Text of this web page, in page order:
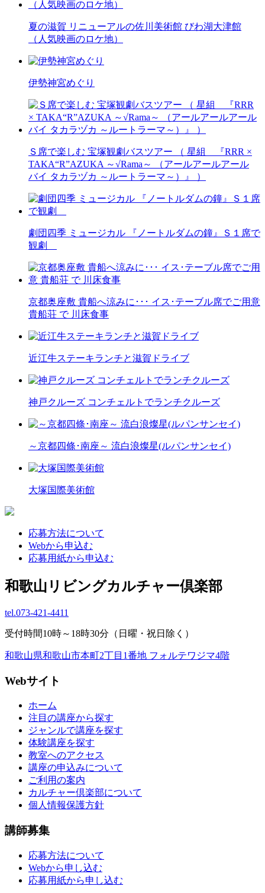
夏の滋賀 リニューアルの佐川美術館 びわ湖大津館
（人気映画のロケ地）
伊勢神宮めぐり
Ｓ席で楽しむ 宝塚観劇バスツアー （ 星組 『RRR ×
TAKA“R”AZUKA ～√Rama～ （アールアールアール
バイ タカラヅカ ～ルートラーマ～）』 ）
劇団四季 ミュージカル 『ノートルダムの鐘』Ｓ１席で
観劇
京都奥座敷 貴船へ涼みに･･･ イス･テーブル席でご用意
貴船荘 で 川床食事
近江牛ステーキランチと滋賀ドライブ
神戸クルーズ コンチェルトでランチクルーズ
～京都四條･南座～ 流白浪燦星(ルパンサンセイ)
大塚国際美術館
応募方法について
Webから申込む
応募用紙から申込む
和歌山リビングカルチャー倶楽部
tel.073-421-4411
受付時間10時～18時30分（日曜・祝日除く）
和歌山県和歌山市本町2丁目1番地 フォルテワジマ4階
Webサイト
ホーム
注目の講座から探す
ジャンルで講座を探す
体験講座を探す
教室へのアクセス
講座の申込みについて
ご利用の案内
カルチャー倶楽部について
個人情報保護方針
講師募集
応募方法について
Webから申し込む
応募用紙から申し込む